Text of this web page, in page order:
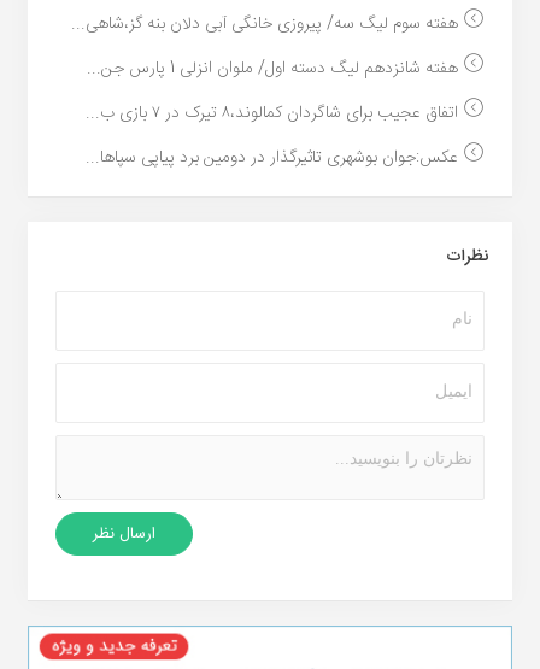
هفته سوم لیگ سه/ پیروزی خانگی آبی دلان بنه گز،شاهی...
هفته شانزدهم لیگ دسته اول/ ملوان انزلی 1 پارس جن...
اتفاق عجیب برای شاگردان کمالوند،۸ تیرک در ۷ بازی ب...
عکس:جوان بوشهری تاثیرگذار در دومین برد پیاپی سپاها...
نظرات